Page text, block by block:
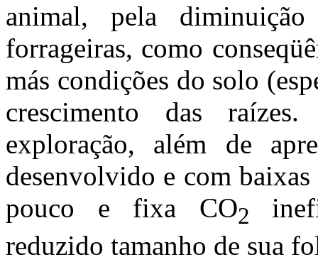
animal, pela
forrageiras, como
más condições do solo
crescimento das
exploração, além de
desenvolvido e com
pouco e fixa CO2
reduzido tamanho de sua